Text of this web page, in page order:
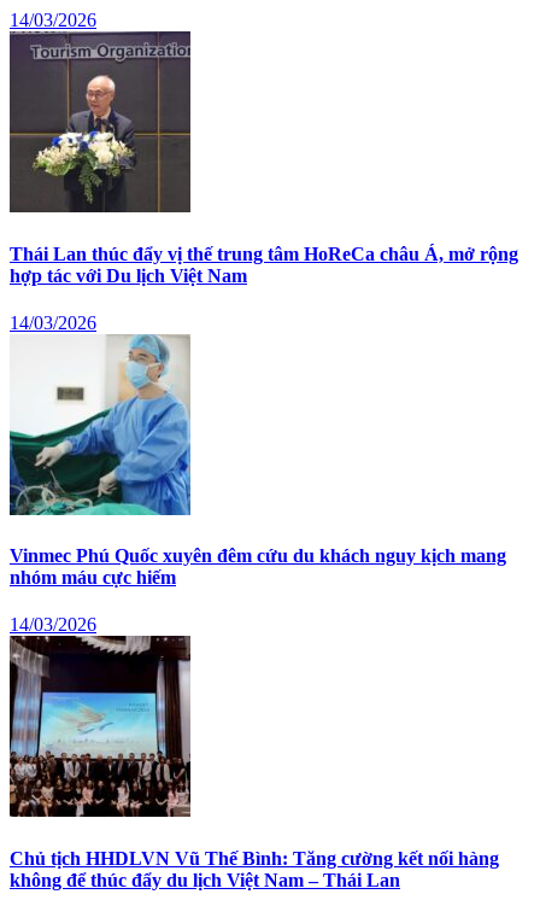
14/03/2026
Thái Lan thúc đẩy vị thế trung tâm HoReCa châu Á, mở rộng
hợp tác với Du lịch Việt Nam
14/03/2026
Vinmec Phú Quốc xuyên đêm cứu du khách nguy kịch mang
nhóm máu cực hiếm
14/03/2026
Chủ tịch HHDLVN Vũ Thế Bình: Tăng cường kết nối hàng
không để thúc đẩy du lịch Việt Nam – Thái Lan